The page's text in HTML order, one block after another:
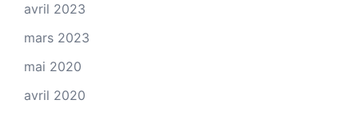
avril 2023
mars 2023
mai 2020
avril 2020